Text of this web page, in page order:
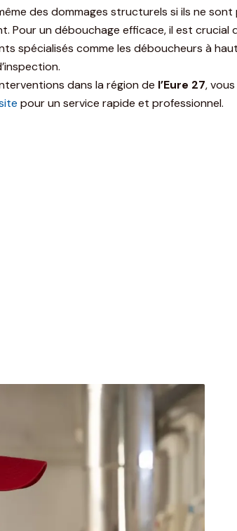
des dommages structurels si ils ne
Pour un débouchage efficace, il est crucial
spécialisés comme les déboucheurs à
dans la région de l’Eure 27,
pour un service rapide et professionnel.